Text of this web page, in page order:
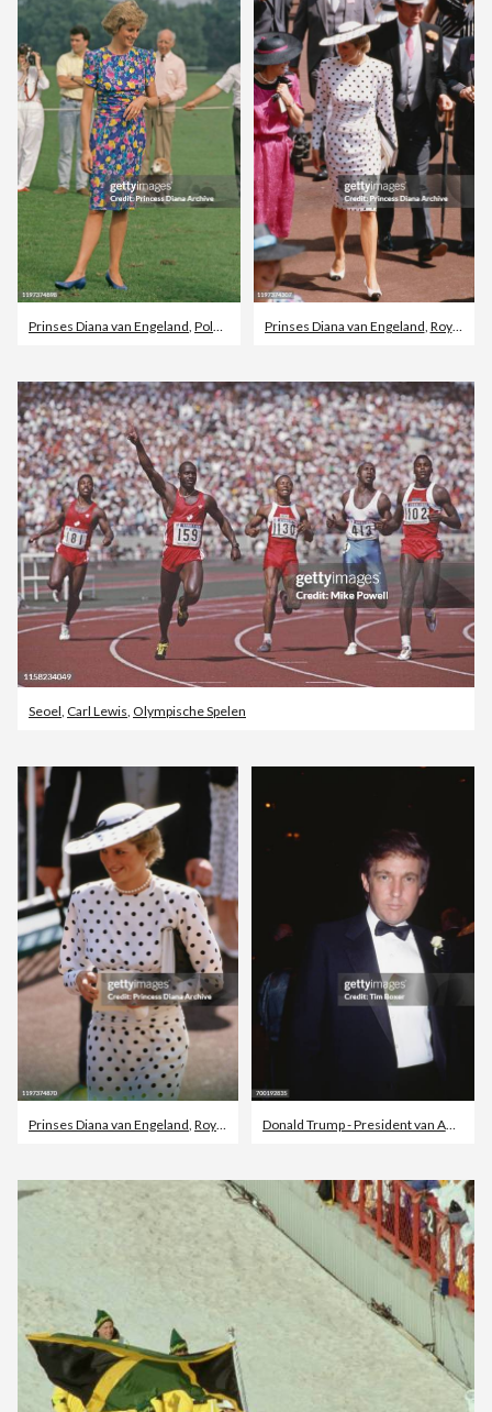
Prinses Diana van Engeland, Polo , Prinses Diana van Engeland, Royal Ascot
Seoel Carl Lewis Olympische Spelen
Prinses Diana van Engeland Royal Ascot ,Jurk Donald Trump - President van Amerika